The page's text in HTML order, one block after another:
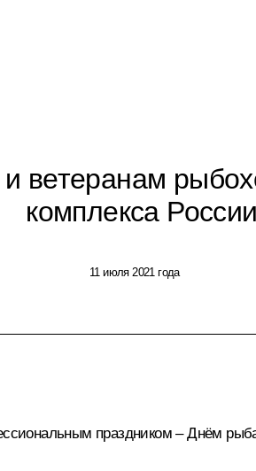
ветеранам
комплекса России
11 июля 2021 года
праздником – Днём